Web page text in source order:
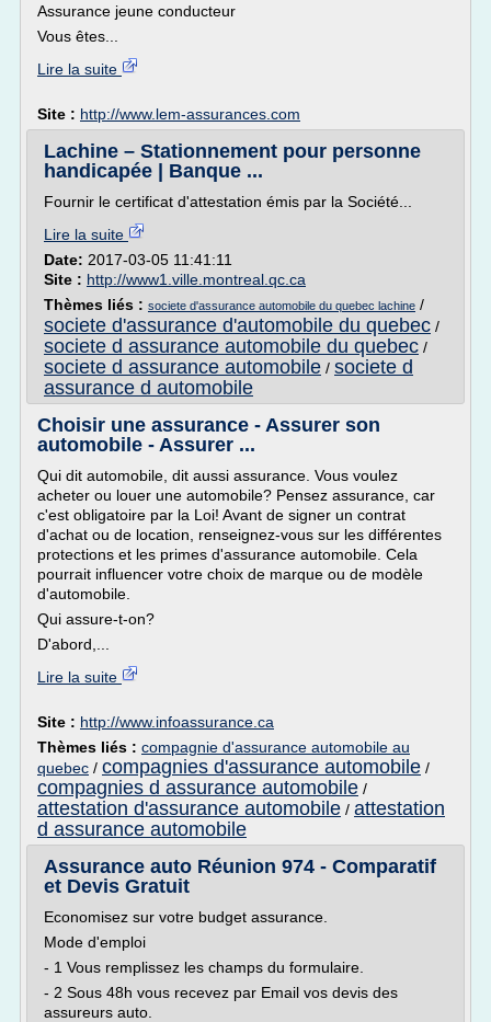
Assurance jeune conducteur
Vous êtes...
Lire la suite
Site : http://www.lem-assurances.com
Lachine – Stationnement pour personne
handicapée | Banque ...
Fournir le certificat d'attestation émis par la Société...
Lire la suite
Date: 2017-03-05 11:41:11
Site : http://www1.ville.montreal.qc.ca
Thèmes liés : societe d'assurance automobile du quebec lachine /
societe d'assurance d'automobile du quebec /
societe d assurance automobile du quebec /
societe d assurance automobile / societe d
assurance d automobile
Choisir une assurance - Assurer son
automobile - Assurer ...
Qui dit automobile, dit aussi assurance. Vous voulez
acheter ou louer une automobile? Pensez assurance, car
c'est obligatoire par la Loi! Avant de signer un contrat
d'achat ou de location, renseignez-vous sur les différentes
protections et les primes d'assurance automobile. Cela
pourrait influencer votre choix de marque ou de modèle
d'automobile.
Qui assure-t-on?
D'abord,...
Lire la suite
Site : http://www.infoassurance.ca
Thèmes liés : compagnie d'assurance automobile au
quebec / compagnies d'assurance automobile /
compagnies d assurance automobile /
attestation d'assurance automobile / attestation
d assurance automobile
Assurance auto Réunion 974 - Comparatif
et Devis Gratuit
Economisez sur votre budget assurance.
Mode d'emploi
- 1 Vous remplissez les champs du formulaire.
- 2 Sous 48h vous recevez par Email vos devis des
assureurs auto.